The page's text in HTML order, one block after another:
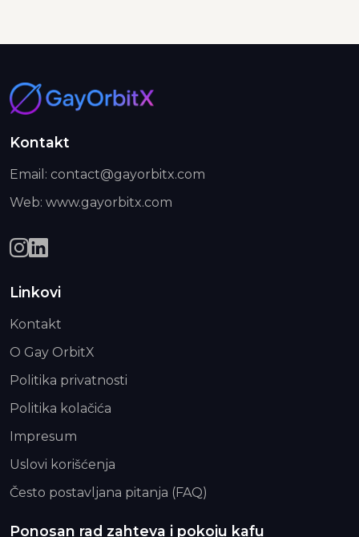
Kontakt
Email: contact@gayorbitx.com
Web: www.gayorbitx.com
Linkovi
Kontakt
O Gay OrbitX
Politika privatnosti
Politika kolačića
Impresum
Uslovi korišćenja
Često postavljana pitanja (FAQ)
Ponosan rad zahteva i pokoju kafu